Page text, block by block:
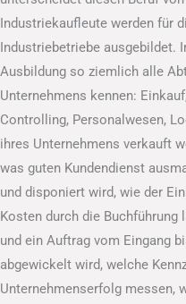
Industriekaufleute werden für
Industriebetriebe ausgebildet.
Ausbildung so ziemlich alle
Unternehmens kennen:
Controlling, Personalwesen,
ihres Unternehmens verkauft
was guten Kundendienst
und disponiert wird, wie der
Kosten durch die
und ein Auftrag vom Eingang
abgewickelt wird, welche
Unternehmenserfolg messen,